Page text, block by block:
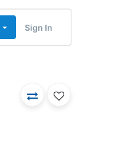
Sign In